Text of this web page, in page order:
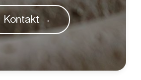
Kontakt →